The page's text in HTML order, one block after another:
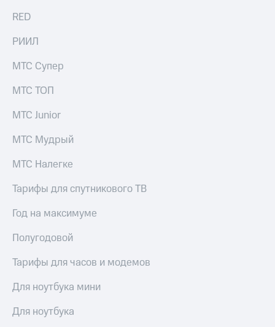
RED
РИИЛ
МТС Супер
МТС ТОП
МТС Junior
МТС Мудрый
МТС Налегке
Тарифы для спутникового ТВ
Год на максимуме
Полугодовой
Тарифы для часов и модемов
Для ноутбука мини
Для ноутбука